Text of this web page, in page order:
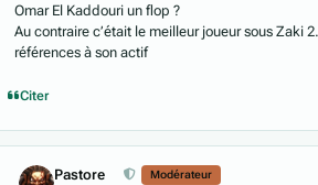
Omar El Kaddouri un flop ?
Au contraire c’était le meilleur joueur sous Zaki
références à son actif
Citer
Pastore Modérateur